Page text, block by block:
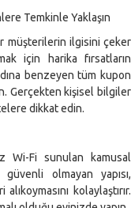
Temkinle Yaklaşın
müşterilerin ilgisini çeker
için harika fırsatların
benzeyen tüm kupon
Gerçekten kişisel bilgiler
dikkat edin.
Wi-Fi sunulan kamusal
güvenli olmayan yapısı,
kolaylaştırır.